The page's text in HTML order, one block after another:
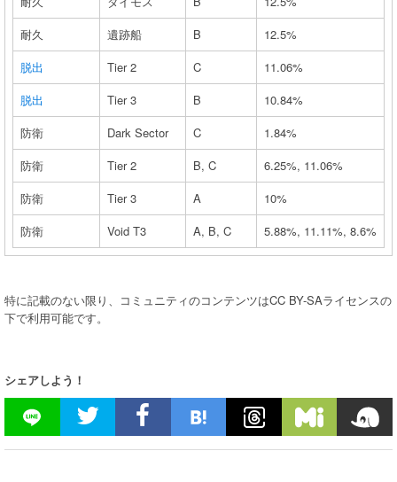
耐久
遺跡船 B
12.5%
脱出
Tier 2 C
11.06%
脱出
Tier 3 B
10.84%
防衛
Dark Sector C
1.84%
防衛
Tier 2 B, C
6.25%, 11.06%
防衛
Tier 3 A
10%
防衛
Void T3 A, B, C 5.88%, 11.11%, 8.6%
特に記載のない限り、コミュニティのコンテンツはCC BY-SAライセンスの
下で利用可能です。
シェアしよう！